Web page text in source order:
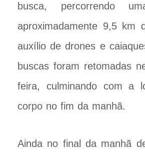
busca, percorrendo
aproximadamente 9,5 km
auxílio de drones e
buscas foram retomadas
feira, culminando com a
corpo no fim da manhã.
Ainda no final da manhã